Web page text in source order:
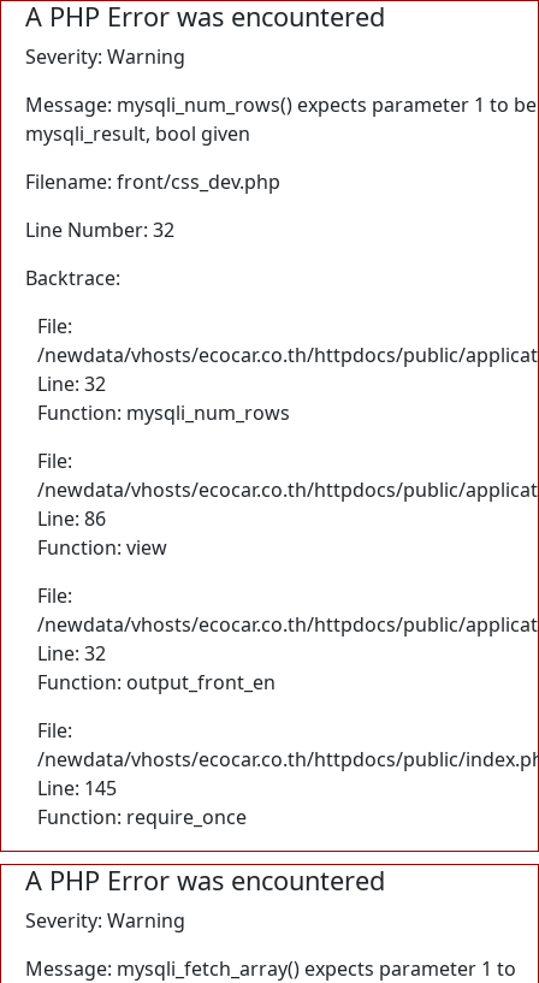
A PHP Error was encountered
Severity: Warning
Message: mysqli_num_rows() expects parameter 1 to be
mysqli_result, bool given
Filename: front/css_dev.php
Line Number: 32
Backtrace:
File:
/newdata/vhosts/ecocar.co.th/httpdocs/public/
Line: 32
Function: mysqli_num_rows
File:
/newdata/vhosts/ecocar.co.th/httpdocs/public/
Line: 86
Function: view
File:
/newdata/vhosts/ecocar.co.th/httpdocs/public/
Line: 32
Function: output_front_en
File:
/newdata/vhosts/ecocar.co.th/httpdocs/public/
Line: 145
Function: require_once
A PHP Error was encountered
Severity: Warning
Message: mysqli_fetch_array() expects parameter 1 to